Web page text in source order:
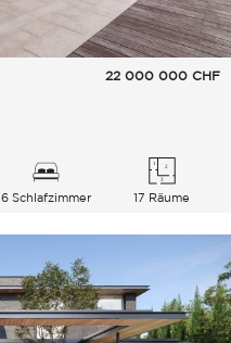
22 000 000 CHF
6 Schlafzimmer 17 Räume